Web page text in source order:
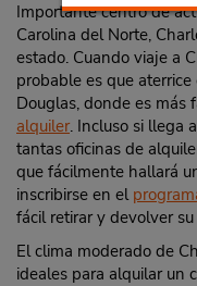
Importante centro de
Carolina del Norte,
estado. Cuando viaje a
probable es que
Douglas, donde es más
alquiler. Incluso si llega
tantas oficinas de
que fácilmente hallará
inscribirse en el
fácil retirar y devolver
El clima moderado de
ideales para alquilar un